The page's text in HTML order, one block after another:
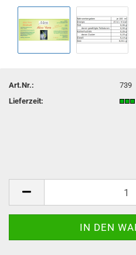
Art.Nr.:
739
Lieferzeit: